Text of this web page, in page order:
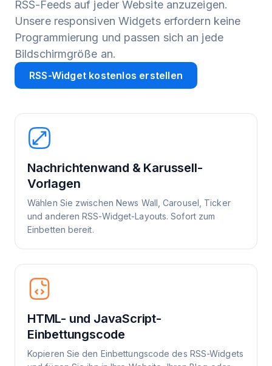
RSS-Feeds auf jeder Website anzuzeigen.
Unsere responsiven Widgets erfordern keine
Programmierung und passen sich an jede
Bildschirmgröße an.
RSS-Widget kostenlos erstellen
Nachrichtenwand & Karussell-
Vorlagen
Wählen Sie zwischen News Wall, Carousel, Ticker
und anderen RSS-Widget-Layouts. Sofort zum
Einbetten bereit.
HTML- und JavaScript-
Einbettungscode
Kopieren Sie den Einbettungscode des RSS-Widgets